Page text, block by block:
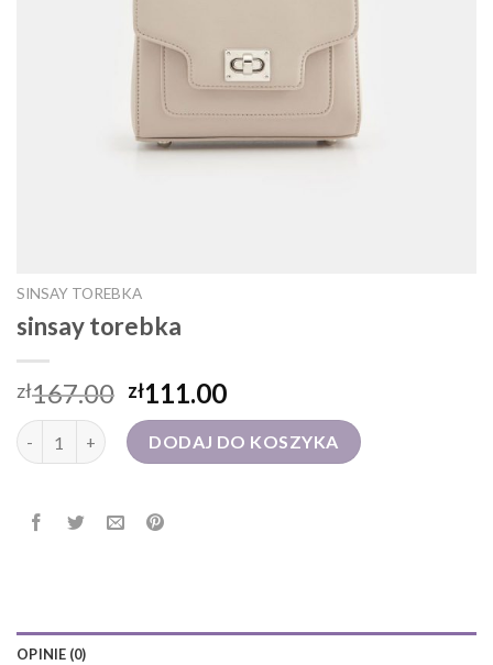
SINSAY TOREBKA
sinsay torebka
zł167.00 zł111.00
ilość sinsay torebkaDODAJ DO KOSZYKA
OPINIE (0)